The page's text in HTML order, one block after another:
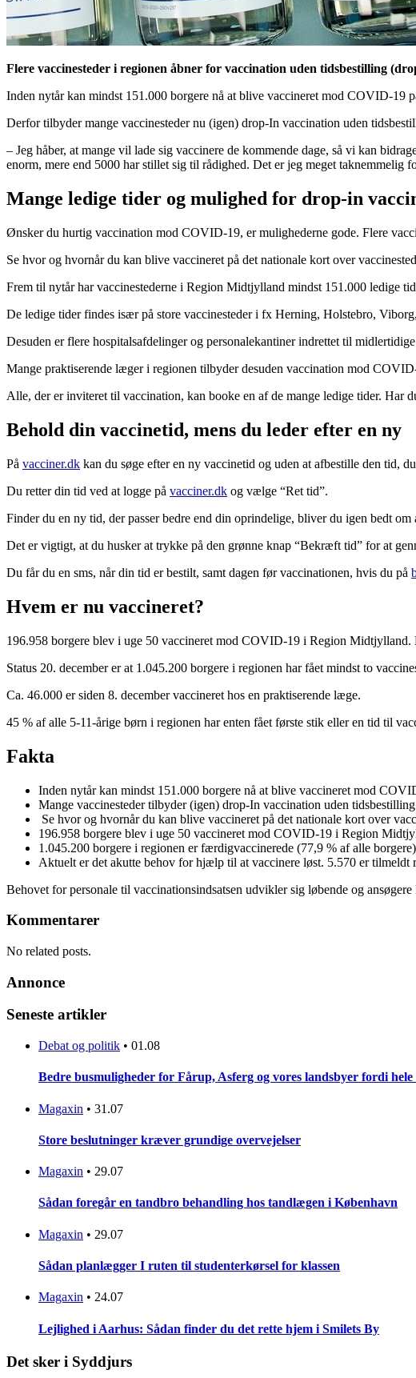
Flere vaccinesteder i regionen åbner for vaccination uden tidsbestilling
Inden nytår kan mindst 151.000 borgere nå at blive vaccineret mod COVID-19
Derfor tilbyder mange vaccinesteder nu (igen) drop-In vaccination uden
– Jeg håber, at mange vil lade sig vaccinere de kommende dage, så vi kan
enorm, mere end 5000 har stillet sig til rådighed. Det er jeg meget
Mange ledige tider og mulighed for drop-in
Ønsker du hurtig vaccination mod COVID-19, er mulighederne gode. Flere
Se hvor og hvornår du kan blive vaccineret på det nationale kort over
Frem til nytår har vaccinestederne i Region Midtjylland mindst 151.000 ledige
De ledige tider findes især på store vaccinesteder i fx Herning, Holstebro,
Desuden er flere hospitalsafdelinger og personalekantiner indrettet til midlertidige
Mange praktiserende læger i regionen tilbyder desuden vaccination mod
Alle, der er inviteret til vaccination, kan booke en af de mange ledige tider.
Behold din vaccinetid, mens du leder efter en ny
På vacciner.dk kan du søge efter en ny vaccinetid og uden at afbestille den tid,
Du retter din tid ved at logge på vacciner.dk og vælge “Ret tid”.
Finder du en ny tid, der passer bedre end din oprindelige, bliver du igen bedt
Det er vigtigt, at du husker at trykke på den grønne knap “Bekræft tid” for at
Du får du en sms, når din tid er bestilt, samt dagen før vaccinationen, hvis du på
Hvem er nu vaccineret?
196.958 borgere blev i uge 50 vaccineret mod COVID-19 i Region
Status 20. december er at 1.045.200 borgere i regionen har fået mindst to
Ca. 46.000 er siden 8. december vaccineret hos en praktiserende læge.
45 % af alle 5-11-årige børn i regionen har enten fået første stik eller en tid til
Fakta
Inden nytår kan mindst 151.000 borgere nå at blive vaccineret mod
Mange vaccinesteder tilbyder (igen) drop-In vaccination uden
Se hvor og hvornår du kan blive vaccineret på det nationale kort over
196.958 borgere blev i uge 50 vaccineret mod COVID-19 i Region
1.045.200 borgere i regionen er færdigvaccinerede (77,9 % af alle
Aktuelt er det akutte behov for hjælp til at vaccinere løst. 5.570 er tilmeldt
Behovet for personale til vaccinationsindsatsen udvikler sig løbende og
Kommentarer
No related posts.
Annonce
Seneste artikler
Debat og politik • 01.08
Bedre busmuligheder for Fårup, Asferg og vores landsbyer fordi
Magaxin • 31.07
Store beslutninger kræver grundige overvejelser
Magaxin • 29.07
Sådan foregår en tandbro behandling hos tandlægen i København
Magaxin • 29.07
Sådan planlægger I ruten til studenterkørsel for klassen
Magaxin • 24.07
Lejlighed i Aarhus: Sådan finder du det rette hjem i Smilets By
Det sker i Syddjurs